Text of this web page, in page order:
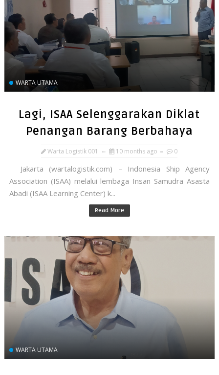
WARTA UTAMA
Lagi, ISAA Selenggarakan Diklat
Penangan Barang Berbahaya
Warta Logistik 001 10 months ago 0
Jakarta (wartalogistik.com) – Indonesia Ship Agency
Association (ISAA) melalui lembaga Insan Samudra Asasta
Abadi (ISAA Learning Center) k...
Read More
WARTA UTAMA